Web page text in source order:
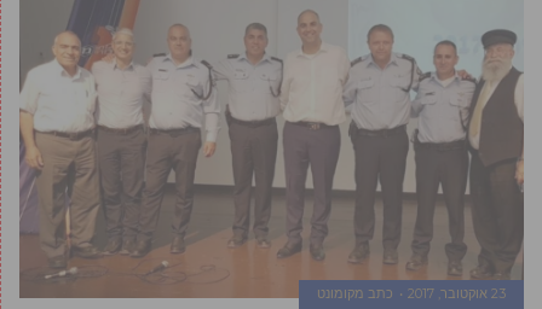
23 אוקטובר, 2017 כתב מקומונט